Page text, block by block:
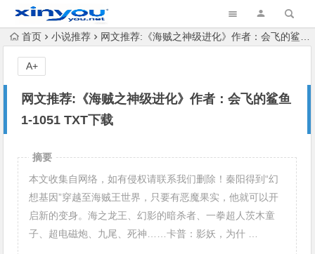
首页 小说推荐 网文推荐:《海贼之神级进化》作者：会飞的鲨鱼 1-1051 TXT下载
网文推荐:《海贼之神级进化》作者：会飞的鲨鱼
1-1051 TXT下载
A+
摘要
本文收集自网络，如有侵权请联系我们删除！秦阳得到“幻
想基因”穿越至海贼王世界，只要有恶魔果实，他就可以开
启新的变身。海之龙王、幻影的暗杀者、一拳超人茨木童
子、超电磁炮、九尾、死神……卡普：影妖，为什 …